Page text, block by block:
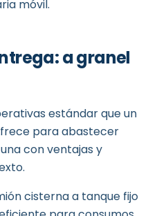
móvil.
a granel
estándar que un
para abastecer
con ventajas y
cisterna a tanque fijo